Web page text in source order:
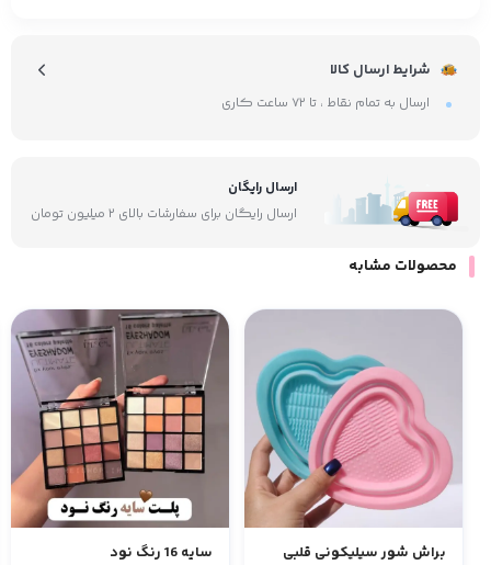
شرایط ارسال کالا
ارسال به تمام نقاط ، تا ۷۲ ساعت کاری
ارسال رایگان
ارسال رایگان برای سفارشات بالای ۲ میلیون تومان
محصولات مشابه
براش شور سیلیکونی قلبی سایه 16 رنگ نود